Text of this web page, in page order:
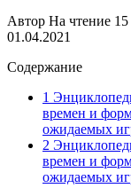
Автор На чтение
01.04.2021
Содержание
1
времен и
ожидаемых
2
времен и
ожидаемых